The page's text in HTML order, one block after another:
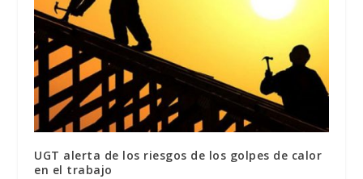
UGT alerta de los riesgos de los golpes de calor
en el trabajo